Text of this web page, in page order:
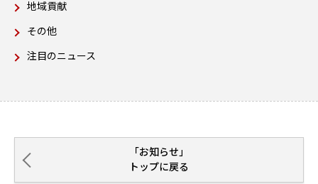
地域貢献
その他
注目のニュース
「お知らせ」
トップに戻る